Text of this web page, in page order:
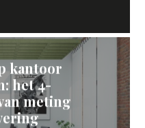
kantoor
het 4-
meting